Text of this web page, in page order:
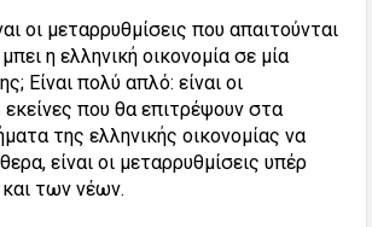
οι μεταρρυθμίσεις που απαιτούνται
η ελληνική οικονομία σε μία
Είναι πολύ απλό: είναι οι
εκείνες που θα επιτρέψουν στα
της ελληνικής οικονομίας να
είναι οι μεταρρυθμίσεις υπέρ
των νέων.